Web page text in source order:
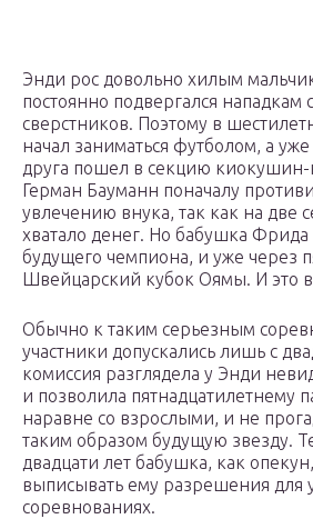
Энди рос довольно хилым
постоянно подвергался нападкам
сверстников. Поэтому в
начал заниматься футболом, а уже
друга пошел в секцию киокушин-
Герман Бауманн поначалу
увлечению внука, так как на две
хватало денег. Но бабушка
будущего чемпиона, и уже через
Швейцарский кубок Оямы. И это в
Обычно к таким серьезным
участники допускались лишь с
комиссия разглядела у Энди
и позволила пятнадцатилетнему
наравне со взрослыми, и не
таким образом будущую звезду.
двадцати лет бабушка, как
выписывать ему разрешения для
соревнованиях.